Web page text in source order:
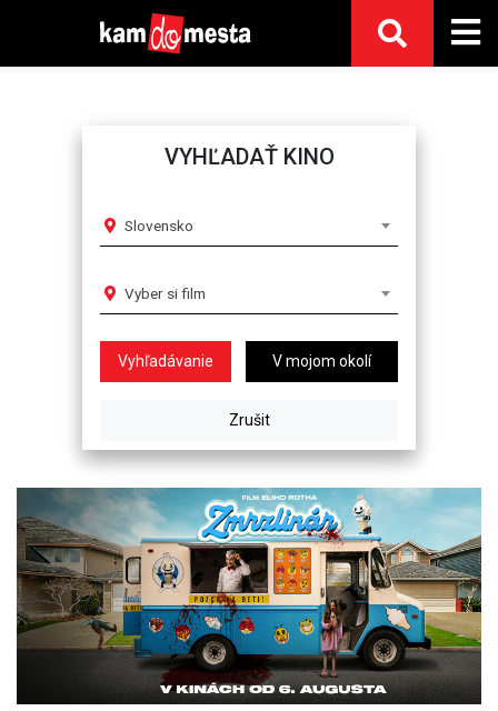
VYHĽADAŤ KINO
Slovensko
Vyber si film
V mojom okolí
Previous Next